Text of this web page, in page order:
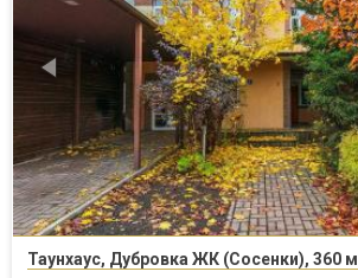
Таунхаус, Дубровка ЖК (Сосенки), 360 м